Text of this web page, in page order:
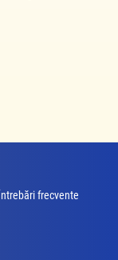
frecvente